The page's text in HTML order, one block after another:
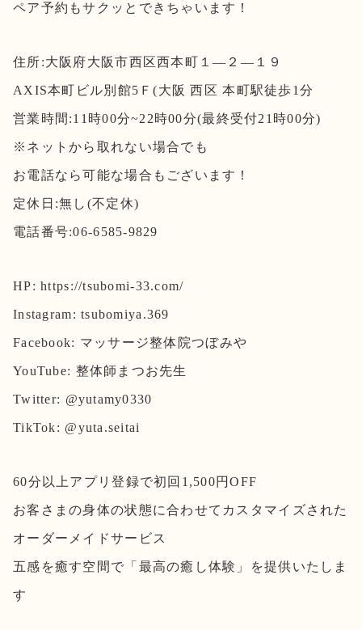
ペア予約もサクッとできちゃいます！
住所:大阪府大阪市西区西本町１―２―１９
AXIS本町ビル別館5Ｆ(大阪 西区 本町駅徒歩1分
営業時間:11時00分~22時00分(最終受付21時00分)
※ネットから取れない場合でも
お電話なら可能な場合もございます！
定休日:無し(不定休)
電話番号:06-6585-9829
HP: https://tsubomi-33.com/
Instagram: tsubomiya.369
Facebook: マッサージ整体院つぼみや
YouTube: 整体師まつお先生
Twitter: @yutamy0330
TikTok: @yuta.seitai
60分以上アプリ登録で初回1,500円OFF
お客さまの身体の状態に合わせてカスタマイズされた
オーダーメイドサービス
五感を癒す空間で「最高の癒し体験」を提供いたしま
す